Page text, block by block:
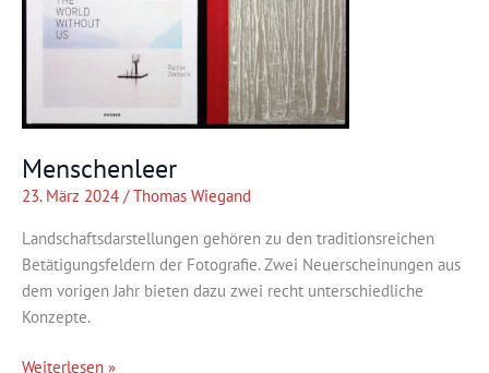
Menschenleer
23. März 2024 /Thomas Wiegand
Landschaftsdarstellungen gehören zu den traditionsreichen
Betätigungsfeldern der Fotografie. Zwei Neuerscheinungen aus
dem vorigen Jahr bieten dazu zwei recht unterschiedliche
Konzepte.
Menschenleer
Weiterlesen »